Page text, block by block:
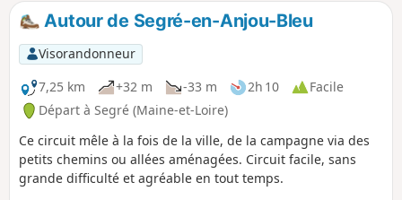
Autour de Segré-en-Anjou-Bleu
Visorandonneur
7,25 km
+32 m -33 m 2h 10
Facile
Départ à Segré (Maine-et-Loire)
Ce circuit mêle à la fois de la ville, de la campagne via des
petits chemins ou allées aménagées. Circuit facile, sans
grande difficulté et agréable en tout temps.